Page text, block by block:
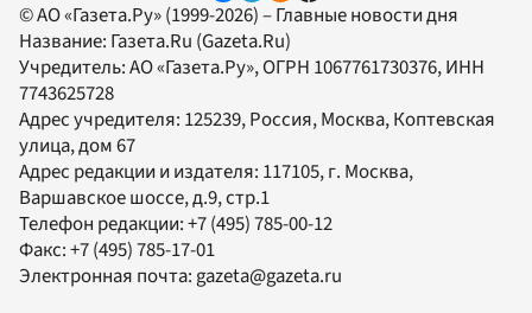
© АО «Газета.Ру» (1999-2026) – Главные новости дня
Название: Газета.Ru (Gazeta.Ru)
Учредитель:АО «Газета.Ру», ОГРН 1067761730376, ИНН
7743625728
Адрес учредителя: 125239, Россия, Москва, Коптевская
улица, дом 67
Адрес редакции и издателя: 117105, г. Москва,
Варшавское шоссе, д.9, стр.1
Телефон редакции:+7 (495) 785-00-12
Факс:+7 (495) 785-17-01
Электронная почта:gazeta@gazeta.ru